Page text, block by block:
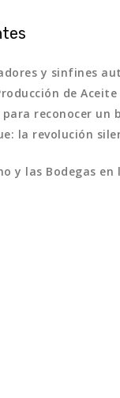
y sinfines
de Aceite
reconocer un
la revolución
y las Bodegas